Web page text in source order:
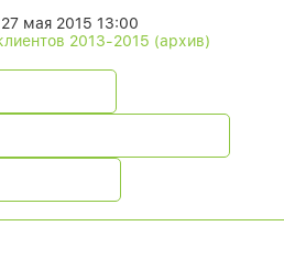
27 мая 2015 13:00
2013-2015 (архив)